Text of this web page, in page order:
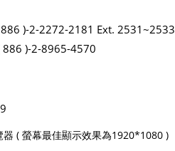
886 )-2-2272-2181 Ext. 2531~2533
886 )-2-8965-4570
( 螢幕最佳顯示效果為1920*1080 )